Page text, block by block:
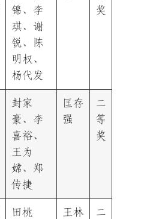
锦、李
琪、谢
锐、陈
明权、
杨代发
奖
封家
豪、李
喜裕、
王为
嫦、郑
传捷
匡存
强
二
等
奖
田桃
王林
二